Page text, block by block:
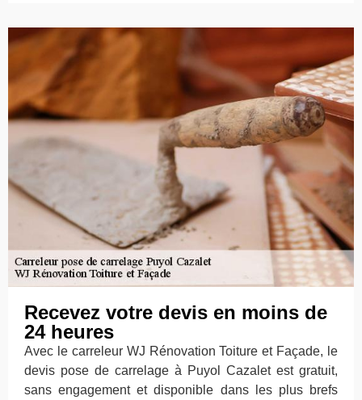
Recevez votre devis en moins de
24 heures
Avec le carreleur WJ Rénovation Toiture et Façade, le
devis pose de carrelage à Puyol Cazalet est gratuit,
sans engagement et disponible dans les plus brefs